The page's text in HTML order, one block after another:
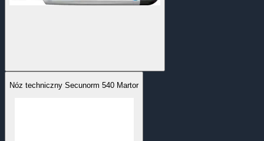
Nóz techniczny Secunorm 540 Martor